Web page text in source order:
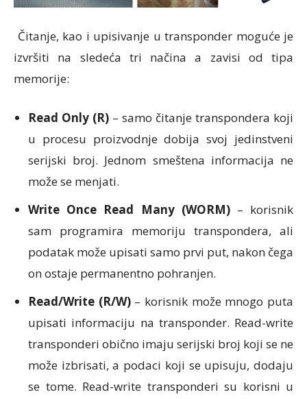
Čitanje, kao i upisivanje u transponder moguće je
izvršiti na sledeća tri načina a zavisi od tipa
memorije:
Read Only (R) – samo čitanje transpondera koji
u procesu proizvodnje dobija svoj jedinstveni
serijski broj. Jednom smeštena informacija ne
može se menjati.
Write Once Read Many (WORM)– korisnik
sam programira memoriju transpondera, ali
podatak može upisati samo prvi put, nakon čega
on ostaje permanentno pohranjen.
Read/Write (R/W)– korisnik može mnogo puta
upisati informaciju na transponder. Read-write
transponderi obično imaju serijski broj koji se ne
može izbrisati, a podaci koji se upisuju, dodaju
se tome. Read-write transponderi su korisni u